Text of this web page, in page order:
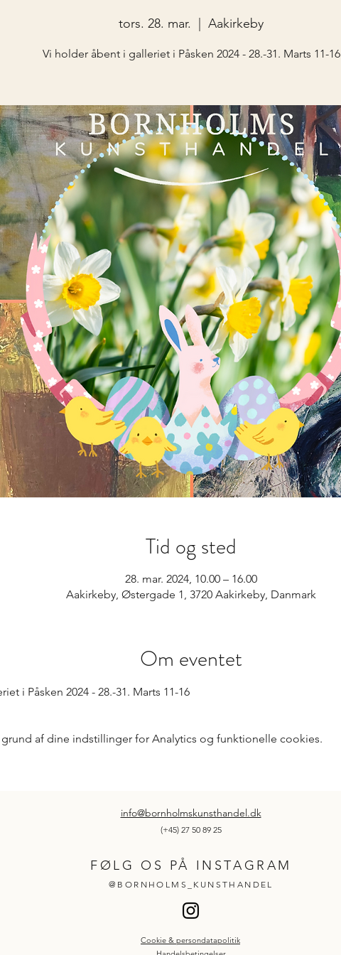
tors. 28. mar.
  |
Aakirkeby
Vi holder åbent i galleriet i Påsken 2024 - 28.-31. Marts 11-16
Tid og sted
28. mar. 2024, 10.00 – 16.00
Aakirkeby, Østergade 1, 3720 Aakirkeby, Danmark
Om eventet
i Påsken 2024 - 28.-31. Marts 11-16
af dine indstillinger for Analytics og funktionelle cookies.
info@bornholmskunsthandel.dk
(+45) 27 50 89 25
FØLG OS PÅ INSTAGRAM
@BORNHOLMS_KUNSTHANDEL
Cookie & persondatapolitik